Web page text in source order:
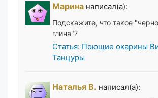
Марина написал(а):
Подскажите, что такое
глина"?
Статья: Поющие окарины
Танцуры
Наталья В. написал(а):